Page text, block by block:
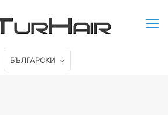
БЪЛГАРСКИ